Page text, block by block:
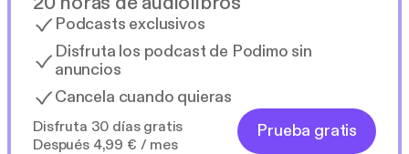
Podcasts exclusivos
Disfruta los podcast de Podimo sin
anuncios
Cancela cuando quieras
Disfruta 30 días gratis
Después 4,99 € / mes
Prueba gratis